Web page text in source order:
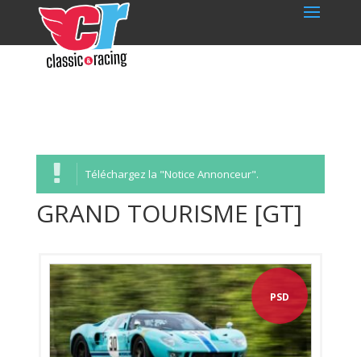
Téléchargez la "Notice Annonceur".
GRAND TOURISME [GT]
PSD